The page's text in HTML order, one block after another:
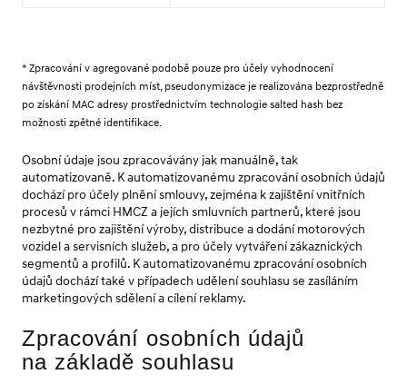
* Zpracování v agregované podobě pouze pro účely vyhodnocení
návštěvnosti prodejních míst, pseudonymizace je realizována bezprostředně
po získání MAC adresy prostřednictvím technologie salted hash bez
možnosti zpětné identifikace.
Osobní údaje jsou zpracovávány jak manuálně, tak
automatizovaně. K automatizovanému zpracování osobních údajů
dochází pro účely plnění smlouvy, zejména k zajištění vnitřních
procesů v rámci HMCZ a jejích smluvních partnerů, které jsou
nezbytné pro zajištění výroby, distribuce a dodání motorových
vozidel a servisních služeb, a pro účely vytváření zákaznických
segmentů a profilů. K automatizovanému zpracování osobních
údajů dochází také v případech udělení souhlasu se zasíláním
marketingových sdělení a cílení reklamy.
Zpracování osobních údajů
na základě souhlasu